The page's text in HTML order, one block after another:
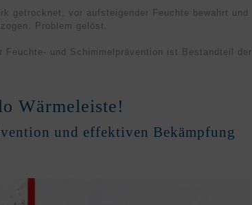
getrocknet, vor aufsteigender Feuchte bewahrt und
Problem gelöst.
Feuchte- und Schimmelprävention ist Bestandteil der
Wärmeleiste!
und effektiven Bekämpfung